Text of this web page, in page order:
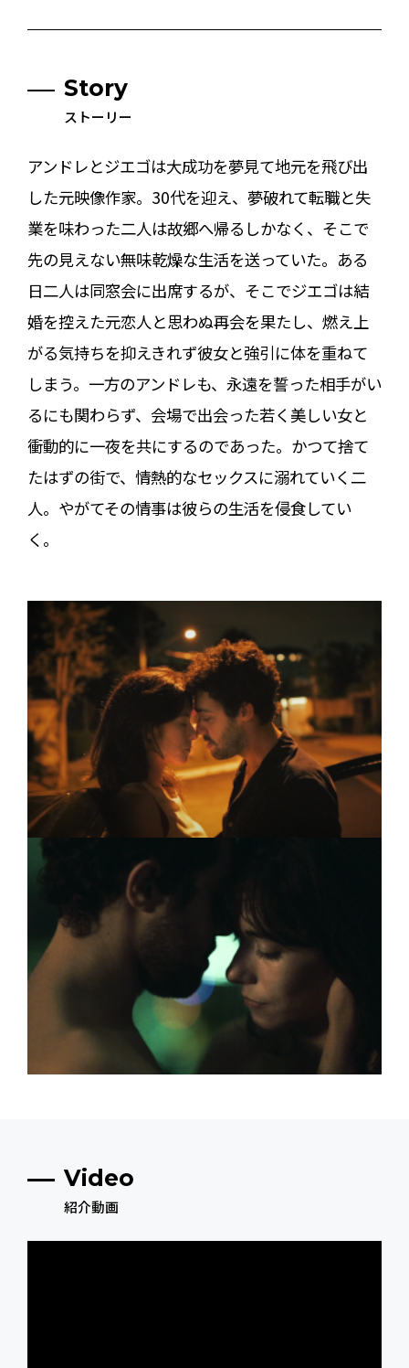
Story
ストーリー
アンドレとジエゴは大成功を夢見て地元を飛び出
した元映像作家。30代を迎え、夢破れて転職と失
業を味わった二人は故郷へ帰るしかなく、そこで
先の見えない無味乾燥な生活を送っていた。ある
日二人は同窓会に出席するが、そこでジエゴは結
婚を控えた元恋人と思わぬ再会を果たし、燃え上
がる気持ちを抑えきれず彼女と強引に体を重ねて
しまう。一方のアンドレも、永遠を誓った相手がい
るにも関わらず、会場で出会った若く美しい女と
衝動的に一夜を共にするのであった。かつて捨て
たはずの街で、情熱的なセックスに溺れていく二
人。やがてその情事は彼らの生活を侵食してい
く。
Video
紹介動画